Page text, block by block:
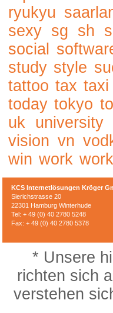
ryukyu
sexy sg sh
social
study style
tattoo tax taxi
today tokyo
uk
university
vision vn
win work
KCS Internetlösungen Kröger
Sierichstrasse 20
22301 Hamburg Winterhude
Tel: + 49 (0) 40 2780 5248
Fax: + 49 (0) 40 2780 5378
* Unsere
richten sich
verstehen